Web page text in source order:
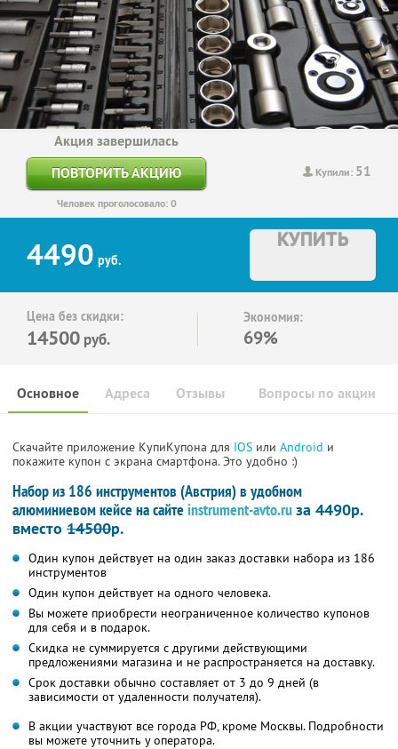
Купили: 51
Акция завершилась
ПОВТОРИТЬ АКЦИЮ
Человек проголосовало: 0
4490 руб.
КУПИТЬ
Цена без скидки:
14500 руб.
Экономия:
69%
Основное Отзывы Вопросы по акции
Адреса
Скачайте приложение КупиКупона для IOS или Android и
покажите купон с экрана смартфона. Это удобно :)
Набор из 186 инструментов (Австрия) в удобном
алюминиевом кейсе на сайте instrument-avto.ruза 4490р.
вместо 14500р.
Один купон действует на один заказ доставки набора из 186
инструментов
Один купон действует на одного человека.
Вы можете приобрести неограниченное количество купонов
для себя и в подарок.
Скидка не суммируется с другими действующими
предложениями магазина и не распространяется на доставку.
Срок доставки обычно составляет от 3 до 9 дней (в
зависимости от удаленности получателя).
В акции участвуют все города РФ, кроме Москвы. Подробности
вы можете уточнить у оператора.